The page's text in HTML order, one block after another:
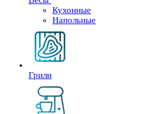
Кухонные
Напольные
Грили